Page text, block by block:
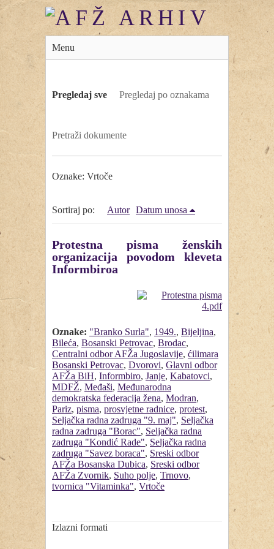
Menu
Pregledaj sve Pregledaj po oznakama
Pretraži dokumente
Oznake: Vrtoče
Sortiraj po: Autor Datum unosa
Protestna pisma ženskih
organizacija povodom kleveta
Informbiroa
Oznake: "Branko Surla", 1949., Bijeljina,
Bileća, Bosanski Petrovac, Brodac,
Centralni odbor AFŽa Jugoslavije, ćilimara
Bosanski Petrovac, Dvorovi, Glavni odbor
AFŽa BiH, Informbiro, Janje, Kabatovci,
MDFŽ, Međaši, Međunarodna
demokratska federacija žena, Modran,
Pariz, pisma, prosvjetne radnice, protest,
Seljačka radna zadruga "9. maj", Seljačka
radna zadruga "Borac", Seljačka radna
zadruga "Kondić Rade", Seljačka radna
zadruga "Savez boraca", Sreski odbor
AFŽa Bosanska Dubica, Sreski odbor
AFŽa Zvornik, Suho polje, Trnovo,
tvornica "Vitaminka", Vrtoče
Izlazni formati